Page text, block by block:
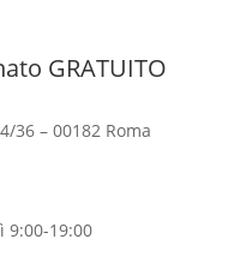
GRATUITO
36 – 00182 Roma
9:00-19:00